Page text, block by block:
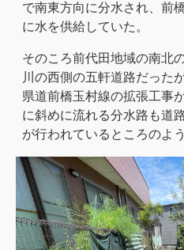
で南東方向に分水され、前
に水を供給していた。
そのころ前代田地域の南北
川の西側の五軒道路だった
県道前橋玉村線の拡張工事
に斜めに流れる分水路も道
が行われているところのよう